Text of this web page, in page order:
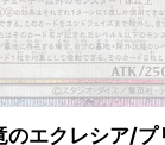
のエクレシア/